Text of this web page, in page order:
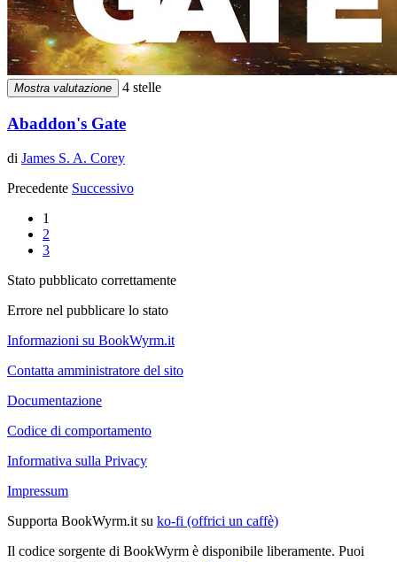
Mostra valutazione 4 stelle
Abaddon's Gate
di James S. A. Corey
Precedente Successivo
1
2
3
Stato pubblicato correttamente
Errore nel pubblicare lo stato
Informazioni su BookWyrm.it
Contatta amministratore del sito
Documentazione
Codice di comportamento
Informativa sulla Privacy
Impressum
Supporta BookWyrm.it su ko-fi (offrici un caffè)
Il codice sorgente di BookWyrm è disponibile liberamente. Puoi